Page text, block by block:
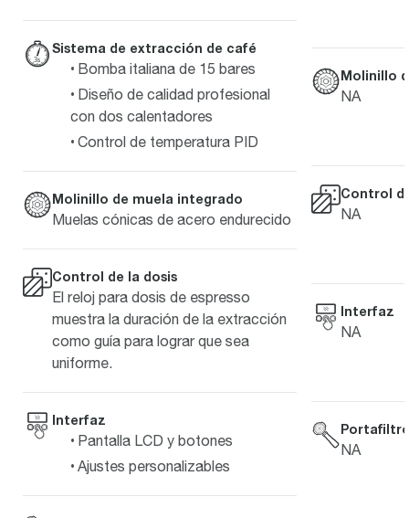
Sistema de extracción de café
Bomba italiana de 15 bares
Diseño de calidad profesional
con dos calentadores
Control de temperatura PID
Molinillo de muela integrado
Muelas cónicas de acero endurecido
Control de la dosis
El reloj para dosis de espresso
muestra la duración de la extracción
como guía para lograr que sea
uniforme.
Interfaz
Pantalla LCD y botones
Ajustes personalizables
Molinillo
NA
Control
NA
Interfaz
NA
NA